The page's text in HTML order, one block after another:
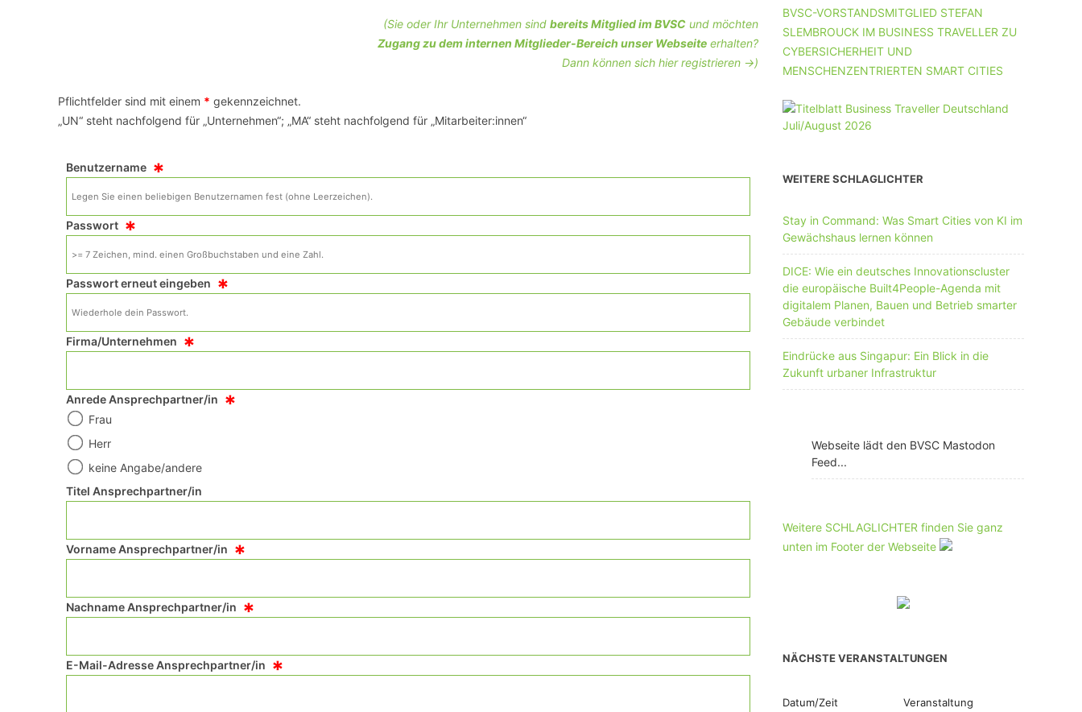
SMART CITY TERMINOLOGIE
(Sie oder Ihr Unternehmen sind bereits Mitglied im BVSC und möchten
Zugang zu dem internen Mitglieder-Bereich unser Webseite erhalten?
Dann können sich hier registrieren ->)
Pflichtfelder sind mit einem * gekennzeichnet.
„UN“ steht nachfolgend für „Unternehmen“; „MA“ steht nachfolgend für „Mitarbeiter:innen“
Benutzername*
Passwort*
Passwort erneut eingeben*
Firma/Unternehmen*
Anrede Ansprechpartner/in *
Frau
Herr
keine Angabe/andere
Titel Ansprechpartner/in
Vorname Ansprechpartner/in*
Nachname Ansprechpartner/in*
E-Mail-Adresse Ansprechpartner/in*
BVSC-VORSTANDSMITGLIED STEFAN
SLEMBROUCK IM BUSINESS TRAVELLER ZU
CYBERSICHERHEIT UND
MENSCHENZENTRIERTEN SMART CITIES
WEITERE SCHLAGLICHTER
Stay in Command: Was Smart Cities von KI im
Gewächshaus lernen können
DICE: Wie ein deutsches Innovationscluster
die europäische Built4People-Agenda mit
digitalem Planen, Bauen und Betrieb smarter
Gebäude verbindet
Eindrücke aus Singapur: Ein Blick in die
Zukunft urbaner Infrastruktur
Webseite lädt den BVSC Mastodon
Feed...
Weitere SCHLAGLICHTER finden Sie ganz
unten im Footer der Webseite
NÄCHSTE VERANSTALTUNGEN
Datum/Zeit Veranstaltung